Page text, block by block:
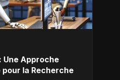
Une Approche
la Recherche